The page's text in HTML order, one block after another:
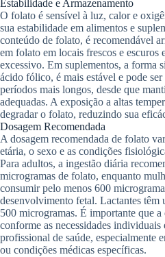
Estabilidade e Armazenamento
O folato é sensível à luz, calor e
sua estabilidade em alimentos e
conteúdo de folato, é recomendável
em folato em locais frescos e escuros
excessivo. Em suplementos, a forma
ácido fólico, é mais estável e pode ser
períodos mais longos, desde que
adequadas. A exposição a altas
degradar o folato, reduzindo sua
Dosagem Recomendada
A dosagem recomendada de folato
etária, o sexo e as condições
Para adultos, a ingestão diária
microgramas de folato, enquanto
consumir pelo menos 600
desenvolvimento fetal. Lactantes têm
500 microgramas. É importante que a
conforme as necessidades individuais
profissional de saúde, especialmente
ou condições médicas específicas.